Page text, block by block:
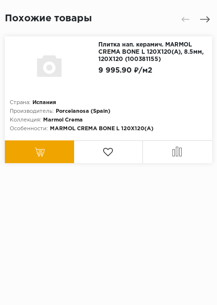
Похожие товары
Плитка нап. керамич. MARMOL
CREMA BONE L 120X120(A), 8.5мм,
120X120 (100381155)
Страна:
Испания
Производитель:
Porcelanosa (Spain)
Коллекция:
Marmol Crema
Особенности:
MARMOL CREMA BONE L 120X120(A)
9 995.90 ₽/м2